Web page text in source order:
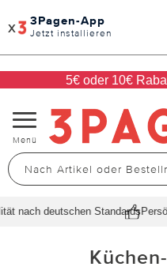
x 3Pagen-App
Jetzt installieren
5€ oder 10€
Navigation
umschalten
Menü
deutschen Standards